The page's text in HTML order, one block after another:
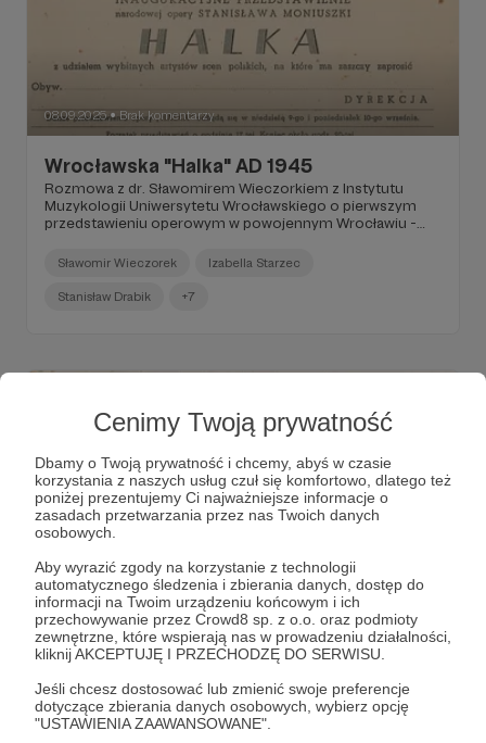
Cenimy Twoją prywatność
Dbamy o Twoją prywatność i chcemy, abyś w czasie
korzystania z naszych usług czuł się komfortowo, dlatego też
poniżej prezentujemy Ci najważniejsze informacje o
zasadach przetwarzania przez nas Twoich danych
osobowych.
Aby wyrazić zgody na korzystanie z technologii
automatycznego śledzenia i zbierania danych, dostęp do
informacji na Twoim urządzeniu końcowym i ich
przechowywanie przez Crowd8 sp. z o.o. oraz podmioty
zewnętrzne, które wspierają nas w prowadzeniu działalności,
kliknij AKCEPTUJĘ I PRZECHODZĘ DO SERWISU.
Jeśli chcesz dostosować lub zmienić swoje preferencje
dotyczące zbierania danych osobowych, wybierz opcję
"USTAWIENIA ZAAWANSOWANE".
08.09.2025 ● Brak komentarzy
Wrocławska "Halka" AD 1945
Rozmowa z dr. Sławomirem Wieczorkiem z Instytutu
Muzykologii Uniwersytetu Wrocławskiego o pierwszym
przedstawieniu operowym w powojennym Wrocławiu -
wydarzenia.
Sławomir Wieczorek Izabella Starzec
Stanisław Drabik +7
25.06.2025 ● Brak komentarzy
Pierwszy koncert
Muzykologii Uniwersytetu Wrocławskiego o początkach
Filharmonii Wrocławskiej, orkiestry symfonicznej i kwestii
tego, które z muzycznych wydarzeń roku 1945 jest tym